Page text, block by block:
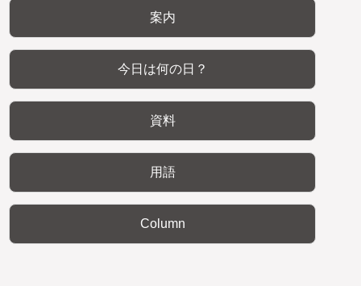
案内
今日は何の日？
資料
用語
Column